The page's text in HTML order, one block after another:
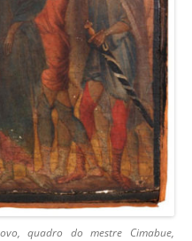
quadro do mestre Cimabue,